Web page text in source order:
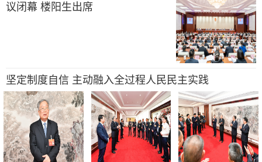
议闭幕 楼阳生出席
坚定制度自信 主动融入全过程人民民主实践